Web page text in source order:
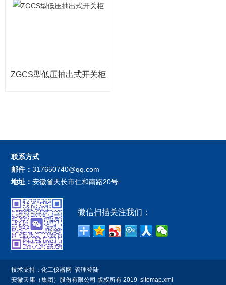
ZGCS型低压抽出式开关柜
联系方式
邮件：317650740@qq.com
地址：安徽省天长市仁和南路20号
微信扫描关注我们：
技术支持：化工仪器网
管理登陆
安徽天康（集团）股份有限公司 版权所有 2019 sitemap.xml